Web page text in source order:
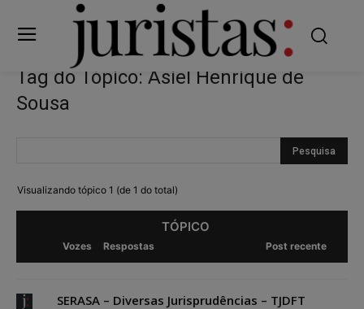
Tag do Tópico: Asiel Henrique de
Sousa
Visualizando tópico 1 (de 1 do total)
TÓPICO
Vozes Respostas Post recente
SERASA – Diversas Jurisprudências – TJDFT